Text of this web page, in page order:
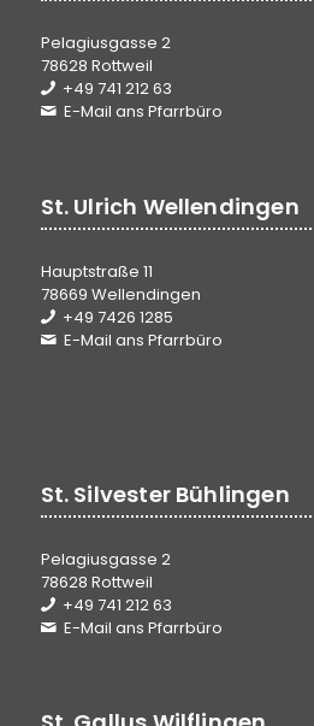
Pelagiusgasse 2
78628 Rottweil
+49 741 212 63
E-Mail ans Pfarrbüro
St. Ulrich Wellendingen
Hauptstraße 11
78669 Wellendingen
+49 7426 1285
E-Mail ans Pfarrbüro
St. Silvester Bühlingen
Pelagiusgasse 2
78628 Rottweil
+49 741 212 63
E-Mail ans Pfarrbüro